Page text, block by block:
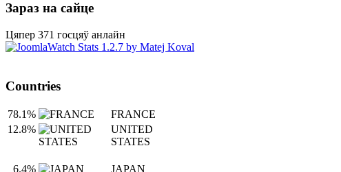
Зараз на сайце
Цяпер 371 госцяў анлайн
Countries
78.1%
FRANCE
12.8%
UNITED
STATES
6.4%
JAPAN